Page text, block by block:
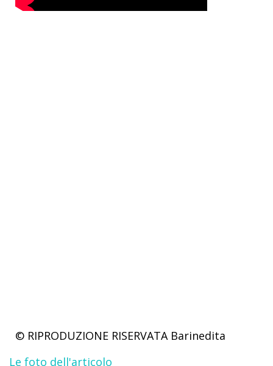
© RIPRODUZIONE RISERVATA Barinedita
Le foto dell'articolo